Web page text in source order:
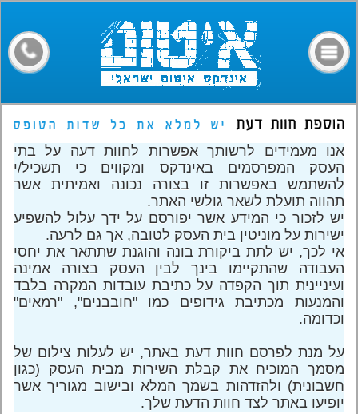
אנו מעמידים לרשותך אפשרות לחוות דעה על בתי
העסק המפרסמים באינדקס ומקווים כי תשכיל/י
להשתמש באפשרות זו בצורה נכונה ואמיתית אשר
תהווה תועלת לשאר גולשי האתר.
יש לזכור כי המידע אשר יפורסם על ידך עלול להשפיע
ישירות על מוניטין בית העסק לטובה, אך גם לרעה.
אי לכך, יש לתת ביקורת בונה והוגנת שתתאר את יחסי
העבודה שהתקיימו בינך לבין העסק בצורה אמינה
ועיניינית תוך הקפדה על כתיבת עובדות המקרה בלבד
והמנעות מכתיבת גידופים כמו "חובבנים", "רמאים"
וכדומה.
על מנת לפרסם חוות דעת באתר, יש לעלות צילום של
מסמך המוכיח את קבלת השירות מבית העסק (כגון
חשבונית) ולהזדהות בשמך המלא ובישוב מגוריך אשר
יופיעו באתר לצד חוות הדעת שלך.
קבלני איטום
חומרים
מאמרים
פורום
צרו קשר